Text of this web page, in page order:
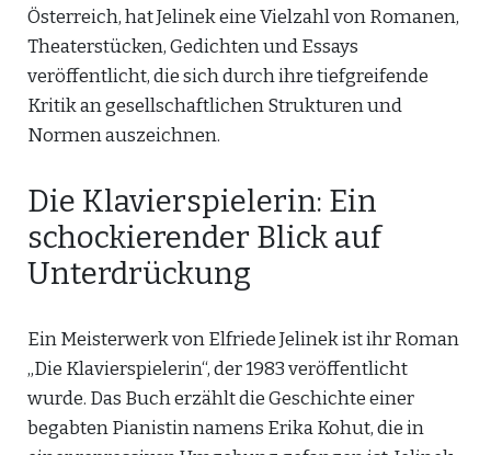
Österreich, hat Jelinek eine Vielzahl von Romanen,
Theaterstücken, Gedichten und Essays
veröffentlicht, die sich durch ihre tiefgreifende
Kritik an gesellschaftlichen Strukturen und
Normen auszeichnen.
Die Klavierspielerin: Ein
schockierender Blick auf
Unterdrückung
Ein Meisterwerk von Elfriede Jelinek ist ihr Roman
„Die Klavierspielerin“, der 1983 veröffentlicht
wurde. Das Buch erzählt die Geschichte einer
begabten Pianistin namens Erika Kohut, die in